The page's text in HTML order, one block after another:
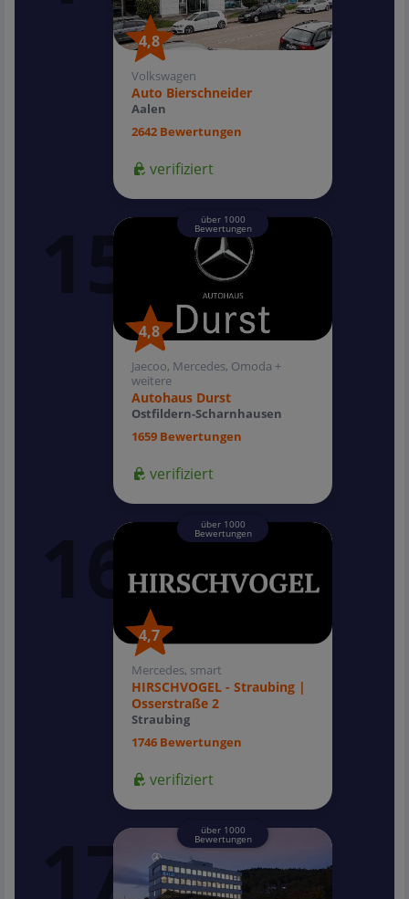
4,8
4,8
Volkswagen
Auto Bierschneider
Aalen
2642 Bewertungen
verifiziert
4,8
4,8
über 1000
Bewertungen
Jaecoo, Mercedes, Omoda +
weitere
Autohaus Durst
Ostfildern-Scharnhausen
1659 Bewertungen
verifiziert
4,7
4,7
über 1000
Bewertungen
Mercedes, smart
HIRSCHVOGEL - Straubing |
Osserstraße 2
Straubing
1746 Bewertungen
verifiziert
über 1000
Bewertungen